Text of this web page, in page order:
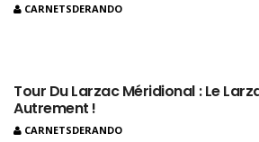
CARNETSDERANDO
Tour Du Larzac Méridional : Le
Autrement !
CARNETSDERANDO